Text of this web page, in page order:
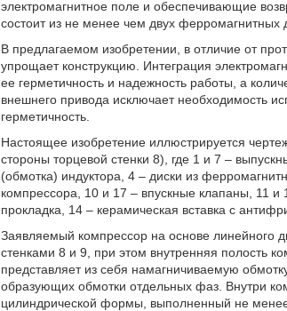
электромагнитное поле и обеспечивающие
состоит из не менее чем двух ферромагнитных
В предлагаемом изобретении, в отличие от
упрощает конструкцию. Интеграция
ее герметичность и надежность работы, а
внешнего привода исключает необходимость
герметичность.
Настоящее изобретение иллюстрируется
стороны торцевой стенки 8), где 1 и 7 –
(обмотка) индуктора, 4 – диски из
компрессора, 10 и 17 – впускные клапаны, 11
прокладка, 14 – керамическая вставка с
Заявляемый компрессор на основе линейного
стенками 8 и 9, при этом внутренняя полость
представляет из себя намагничиваемую
образующих обмотки отдельных фаз. Внутри
цилиндрической формы, выполненный не